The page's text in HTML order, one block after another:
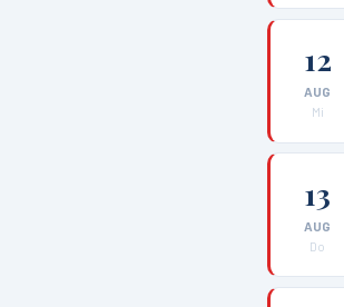
12
AUG
Mi
13
AUG
Do